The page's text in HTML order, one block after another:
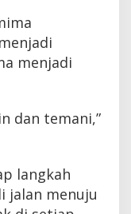
menjadi
dan temani,”
langkah
jalan menuju